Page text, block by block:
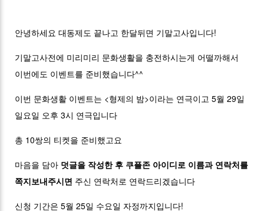
안녕하세요 대동제도 끝나고 한달뒤면 기말고사입니다!
기말고사전에 미리미리 문화생활을 충전하시는게 어떨까해서
이번에도 이벤트를 준비했습니다^^
이번 문화생활 이벤트는 <형제의 밤>이라는 연극이고 5월 29일
일요일 오후 3시 연극입니다
총 10쌍의 티켓을 준비했고요
마음을 담아 덧글을 작성한 후 쿠플존 아이디로 이름과 연락처를
쪽지보내주시면 주신 연락처로 연락드리겠습니다
신청 기간은 5월 25일 수요일 자정까지입니다!